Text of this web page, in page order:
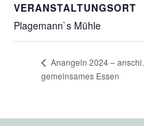
VERANSTALTUNGSORT
Plagemann`s Mühle
Anangeln 2024 – anschl.
gemeinsames Essen